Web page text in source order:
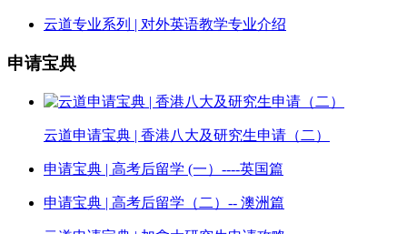
云道专业系列 | 对外英语教学专业介绍
申请宝典
云道申请宝典 | 香港八大及研究生申请（二）
申请宝典 | 高考后留学 (一）----英国篇
申请宝典 | 高考后留学（二）-- 澳洲篇